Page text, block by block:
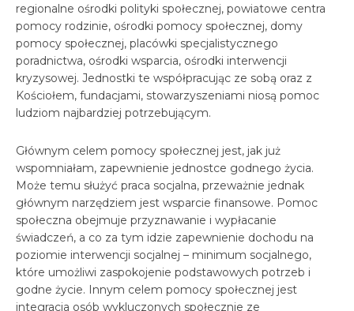
regionalne ośrodki polityki społecznej, powiatowe centra
pomocy rodzinie, ośrodki pomocy społecznej, domy
pomocy społecznej, placówki specjalistycznego
poradnictwa, ośrodki wsparcia, ośrodki interwencji
kryzysowej. Jednostki te współpracując ze sobą oraz z
Kościołem, fundacjami, stowarzyszeniami niosą pomoc
ludziom najbardziej potrzebującym.
Głównym celem pomocy społecznej jest, jak już
wspomniałam, zapewnienie jednostce godnego życia.
Może temu służyć praca socjalna, przeważnie jednak
głównym narzędziem jest wsparcie finansowe. Pomoc
społeczna obejmuje przyznawanie i wypłacanie
świadczeń, a co za tym idzie zapewnienie dochodu na
poziomie interwencji socjalnej – minimum socjalnego,
które umożliwi zaspokojenie podstawowych potrzeb i
godne życie. Innym celem pomocy społecznej jest
integracja osób wykluczonych społecznie ze